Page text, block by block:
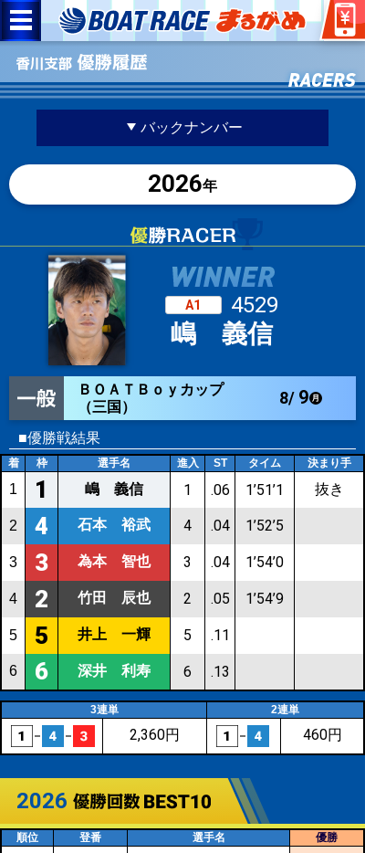
バックナンバー
2026年
A1 4529
嶋 義信
ＢＯＡＴＢｏｙカップ
（三国）
8/ 9
■優勝戦結果
着 枠 選手名 進入 ST タイム 決まり手
1 1 嶋 義信 1 .06 1’51’1 抜き
2 4 石本 裕武 4 .04 1’52’5
3 3 為本 智也 3 .04 1’54’0
4 2 竹田 辰也 2 .05 1’54’9
5 5 井上 一輝 5 .11
6 6 深井 利寿 6 .13
3連単 2連単
2,360円 460円
2026
順位 登番 選手名 優勝